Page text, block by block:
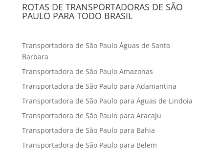
ROTAS DE TRANSPORTADORAS DE SÃO
PAULO PARA TODO BRASIL
Transportadora de São Paulo Águas de Santa
Barbara
Transportadora de São Paulo Amazonas
Transportadora de São Paulo para Adamantina
Transportadora de São Paulo para Águas de Lindoia
Transportadora de São Paulo para Aracaju
Transportadora de São Paulo para Bahia
Transportadora de São Paulo para Belem